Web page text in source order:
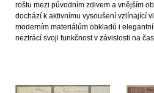
roštu mezi původním zdivem a vnějším
dochází k aktivnímu vysoušení vzlínající
moderním materiálům obkladů i
neztrácí svoji funkčnost v závislosti na